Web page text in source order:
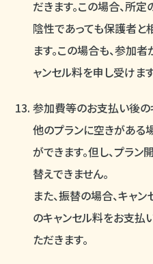
だきます。この場合、所
陰性であっても保護者
ます。この場合も、参加
ャンセル料を申し受けます
参加費等のお支払い後の
他のプランに空きがある
ができます。但し、プラ
替えできません。
また、振替の場合、キャ
のキャンセル料をお支払
ただきます。